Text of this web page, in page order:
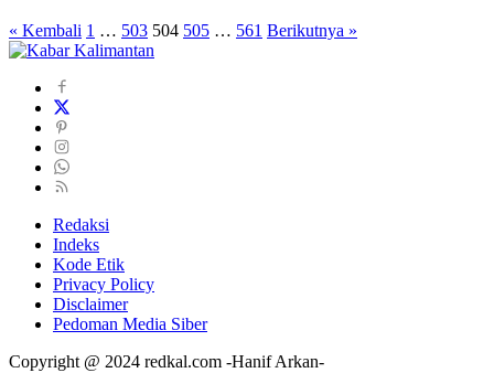
« Kembali 1 … 503 504 505 … 561 Berikutnya »
Redaksi
Indeks
Kode Etik
Privacy Policy
Disclaimer
Pedoman Media Siber
Copyright @ 2024 redkal.com -Hanif Arkan-